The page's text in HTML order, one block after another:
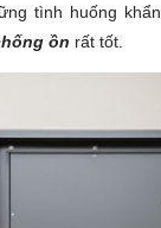
tình huống
ồn rất tốt.